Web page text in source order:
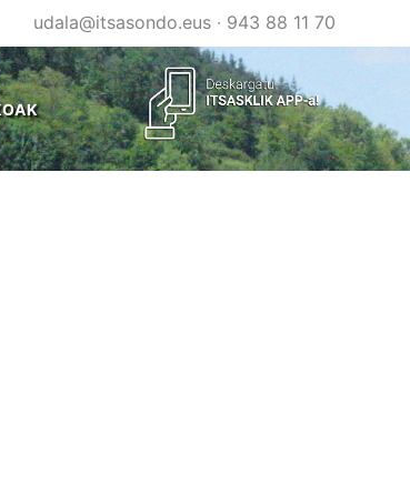
udala@itsasondo.eus· 943 88 11 70